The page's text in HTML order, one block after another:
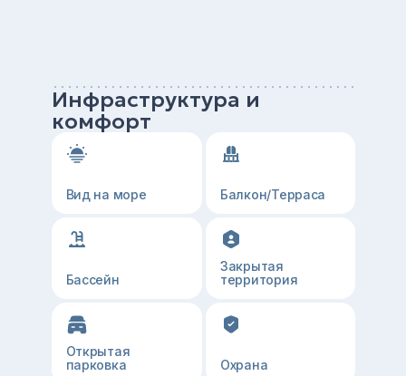
Инфраструктура и
комфорт
Вид на море Балкон/Терраса
Бассейн
Закрытая
территория
Открытая
парковка
Охрана